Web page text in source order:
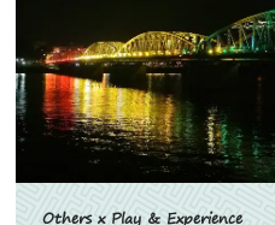
Others x Play & Experience